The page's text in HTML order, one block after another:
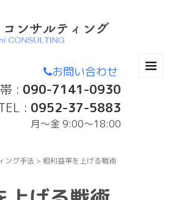
お問い合わせ
: 090-7141-0930
: 0952-37-5883
月〜金 9:00～18:00
ング手法 > 粗利益率を上げる戦術